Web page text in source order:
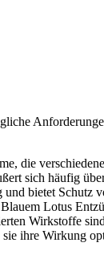
die
sich häufig
bietet Schutz
Lotus
Wirkstoffe
ihre Wirkung